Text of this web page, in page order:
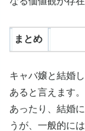
まとめ
キャバ嬢と結婚
あると言えます
あったり、結婚
うが、一般的に